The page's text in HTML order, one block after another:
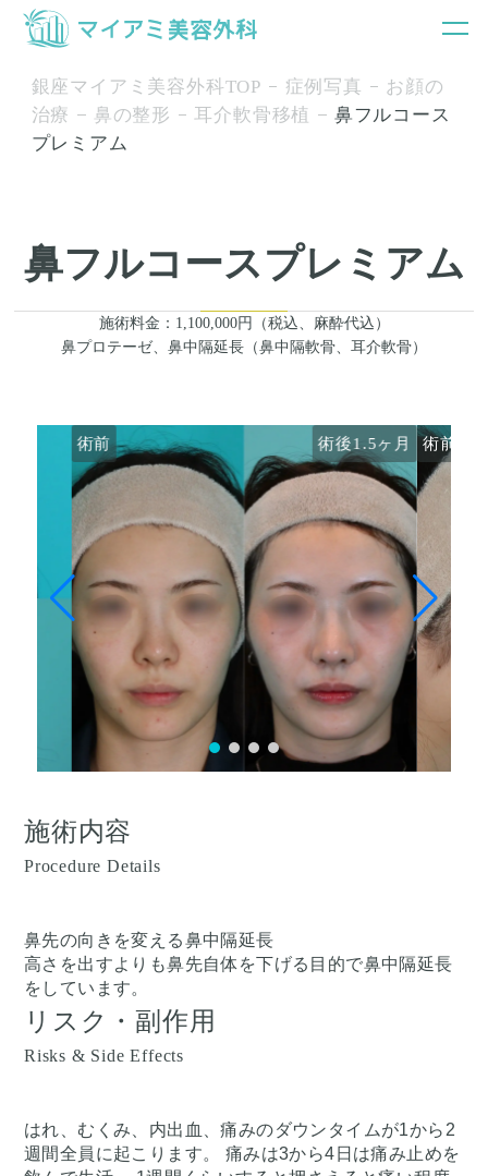
銀座マイアミ美容外科TOP 症例写真
お顔の
治療
鼻の整形 耳介軟骨移植
鼻フルコース
プレミアム
鼻フルコースプレミアム
施術料金：1,100,000円（税込、麻酔代込）
鼻プロテーゼ、鼻中隔延長（鼻中隔軟骨、耳介軟骨）
術前 術後1.5ヶ月 術前
施術内容
Procedure Details
鼻先の向きを変える鼻中隔延長
高さを出すよりも鼻先自体を下げる目的で鼻中隔延長
をしています。
リスク・副作用
Risks & Side Effects
はれ、むくみ、内出血、痛みのダウンタイムが1から2
週間全員に起こります。 痛みは3から4日は痛み止めを